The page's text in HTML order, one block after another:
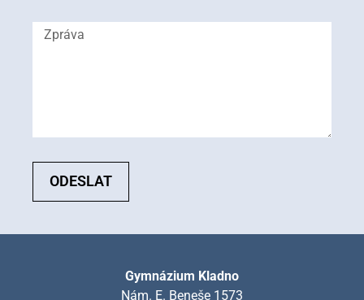
ODESLAT
Gymnázium Kladno
Nám. E. Beneše 1573